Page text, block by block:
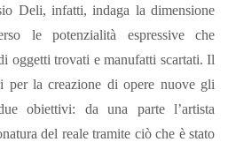
Deli, infatti, indaga la dimensione
le potenzialità espressive che
oggetti trovati e manufatti scartati. Il
per la creazione di opere nuove gli
obiettivi: da una parte l’artista
del reale tramite ciò che è stato